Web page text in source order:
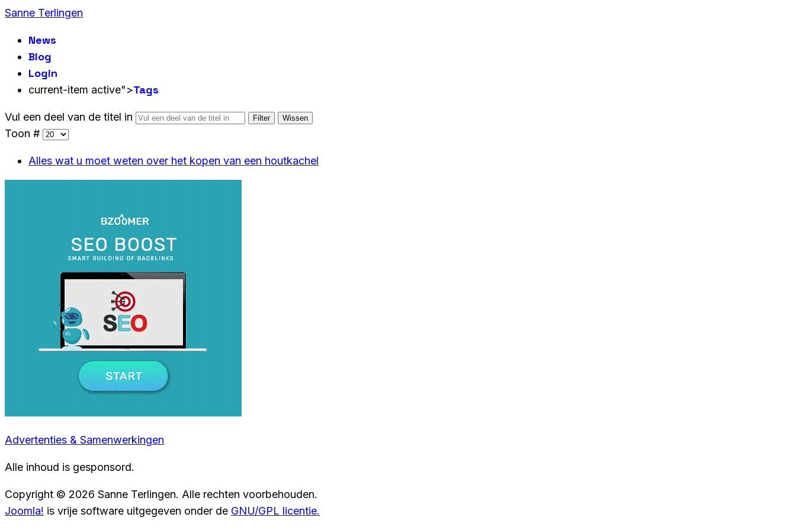
Sanne Terlingen
News
Blog
Login
current-item active">Tags
Vul een deel van de titel in Filter Wissen
Toon #
Alles wat u moet weten over het kopen van een houtkachel
Advertenties & Samenwerkingen
Alle inhoud is gesponsord.
Copyright © 2026 Sanne Terlingen. Alle rechten voorbehouden.
Joomla! is vrije software uitgegeven onder de GNU/GPL licentie.